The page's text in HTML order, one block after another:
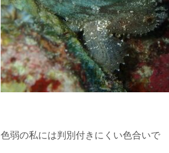
色弱の私には判別付きにくい色合いで